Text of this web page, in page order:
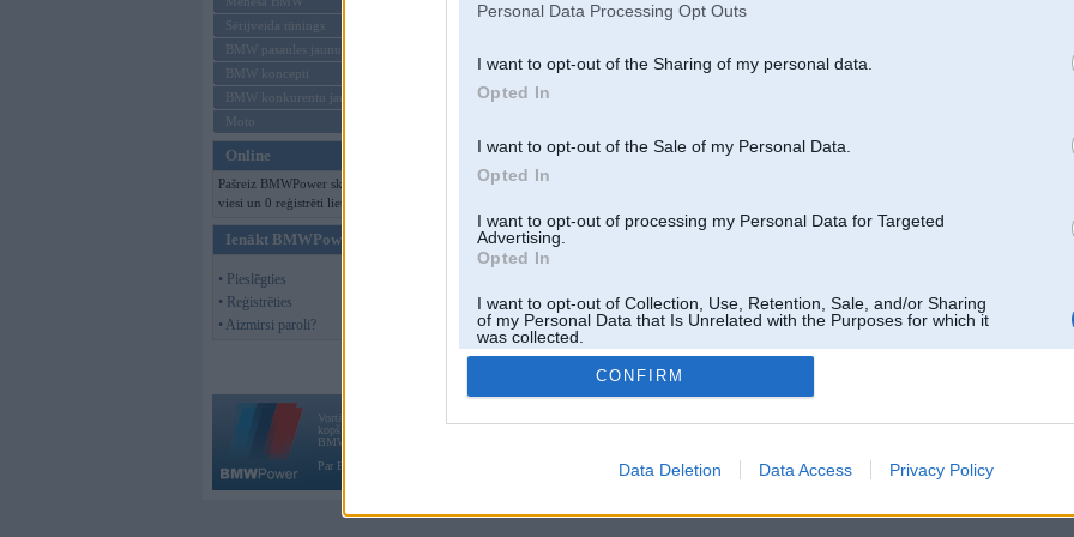
Personal Data Processing Opt Outs
I want to opt-out of the Sharing of my personal data.
Opted In
I want to opt-out of the Sale of my Personal Data.
Opted In
I want to opt-out of processing my Personal Data for Targeted
Advertising.
Opted In
I want to opt-out of Collection, Use, Retention, Sale, and/or Sharing
of my Personal Data that Is Unrelated with the Purposes for which it
was collected.
Opted Out
CONFIRM
Data Deletion Data Access Privacy Policy
Sērijveida tūnings
BMW pasaules jaunumi
BMW koncepti
BMW konkurentu jaunumi
Moto
Online
Pašreiz BMWPower skatās 113
viesi un 0 reģistrēti lietotāji.
Ienākt BMWPower
• Pieslēgties
• Reģistrēties
• Aizmirsi paroli?
Vortāls BMWPower.lv darbojas
kopš 2002. gada 14. maija. Tas nav auto klubs un nav saistīts ar
BMW AG.
Par BMWPower